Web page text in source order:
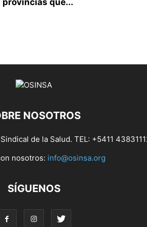
NOSOTROS
de la Salud. TEL: +5411
nosotros: info@osinsa.org
SÍGUENOS